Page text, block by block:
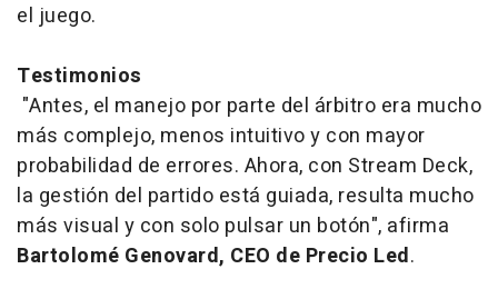
el juego.
Testimonios
"Antes, el manejo por parte del árbitro era mucho
más complejo, menos intuitivo y con mayor
probabilidad de errores. Ahora, con Stream Deck,
la gestión del partido está guiada, resulta mucho
más visual y con solo pulsar un botón", afirma
Bartolomé Genovard, CEO de Precio Led.